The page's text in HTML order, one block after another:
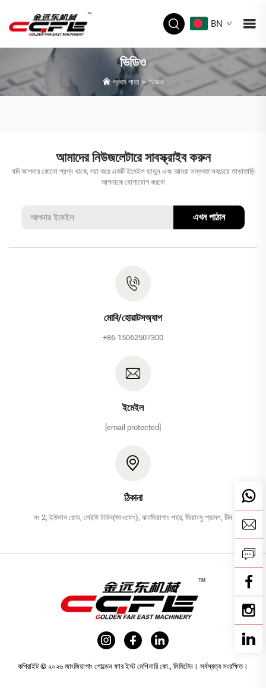
BN
ভিডিও
প্রথম পাতা >ভিডিও
আমাদের নিউজলেটারে সাবস্ক্রাইব করুন
যদি আপনার কোনো প্রশ্ন থাকে, দয়া করে একটি ইমেইল ছাড়ুন এবং আমরা সম্ভবত সবচেয়ে তাড়াতাড়ি
আপনাকে যোগাযোগ করবো
এখন পাঠান
মোবি/হোয়াটসঅ্যাপ
+86-15062507300
ইমেইল
[email protected]
ঠিকানা
নং 2, ইউলান রোড, লেইউ টাউন(জাওফেং), ঝাংজিয়াগাং শহর, জিয়াংসু প্রদেশ, চীন
কপিরাইট © ২০২৬ জাংজিয়াগাং গোল্ডেন ফার ইস্ট মেশিনারি কো., লিমিটেড। সর্বস্বত্ব সংরক্ষিত।